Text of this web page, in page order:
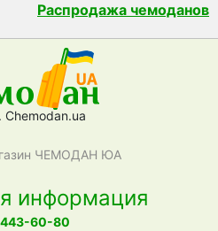
Распродажа чемоданов
ЧЕМОДАН ЮА
информация
60-80